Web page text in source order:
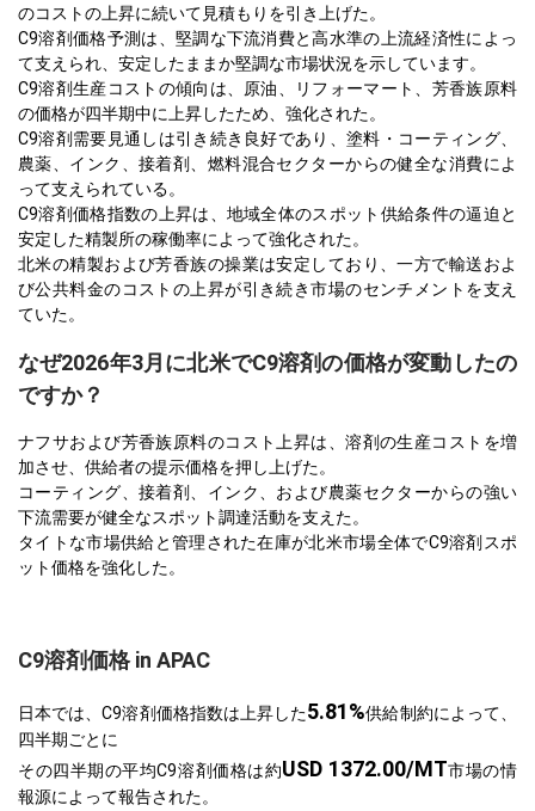
のコストの上昇に続いて見積もりを引き上げた。
C9溶剤価格予測は、堅調な下流消費と高水準の上流経済性によっ
て支えられ、安定したままか堅調な市場状況を示しています。
C9溶剤生産コストの傾向は、原油、リフォーマート、芳香族原料
の価格が四半期中に上昇したため、強化された。
C9溶剤需要見通しは引き続き良好であり、塗料・コーティング、
農薬、インク、接着剤、燃料混合セクターからの健全な消費によ
って支えられている。
C9溶剤価格指数の上昇は、地域全体のスポット供給条件の逼迫と
安定した精製所の稼働率によって強化された。
北米の精製および芳香族の操業は安定しており、一方で輸送およ
び公共料金のコストの上昇が引き続き市場のセンチメントを支え
ていた。
なぜ2026年3月に北米でC9溶剤の価格が変動したの
ですか？
ナフサおよび芳香族原料のコスト上昇は、溶剤の生産コストを増
加させ、供給者の提示価格を押し上げた。
コーティング、接着剤、インク、および農薬セクターからの強い
下流需要が健全なスポット調達活動を支えた。
タイトな市場供給と管理された在庫が北米市場全体でC9溶剤スポ
ット価格を強化した。
C9溶剤価格 in APAC
日本では、C9溶剤価格指数は上昇した5.81%供給制約によって、
四半期ごとに
その四半期の平均C9溶剤価格は約USD 1372.00/MT市場の情
報源によって報告された。